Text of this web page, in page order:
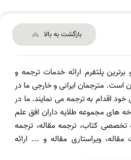
بازگشت به بالا
پلتفرم ارائه خدمات ترجمه و
است. مترجمان ایرانی و خارجی ما در
اقدام به ترجمه می نمایند. ما در
های مجموعه طلایه داران افق علم
کتاب، ترجمه مقاله، ترجمه
ویراستاری مقاله و ... ارائه